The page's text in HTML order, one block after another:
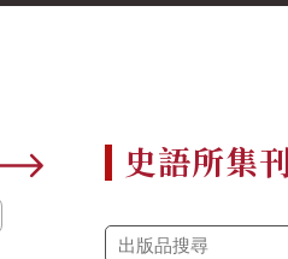
史語所集